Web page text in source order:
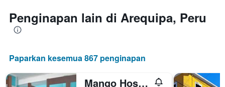
Penginapan lain di Arequipa, Peru
Paparkan kesemua 867 penginapan
Mango Hostel Bed & Breakfast